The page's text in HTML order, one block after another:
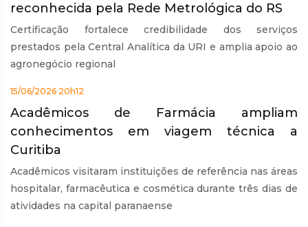
reconhecida pela Rede Metrológica do RS
Certificação fortalece credibilidade dos serviços
prestados pela Central Analítica da URI e amplia apoio ao
agronegócio regional
15/06/2026 20h12
Acadêmicos de Farmácia ampliam
conhecimentos em viagem técnica a
Curitiba
Acadêmicos visitaram instituições de referência nas áreas
hospitalar, farmacêutica e cosmética durante três dias de
atividades na capital paranaense